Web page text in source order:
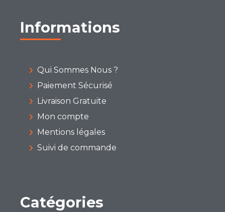
Informations
Qui Sommes Nous ?
Paiement Sécurisé
Livraison Gratuite
Mon compte
Mentions légales
Suivi de commande
Catégories